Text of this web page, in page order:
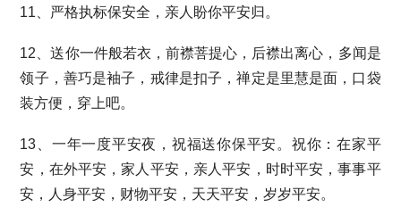
11、严格执标保安全，亲人盼你平安归。
12、送你一件般若衣，前襟菩提心，后襟出离心，多闻是
领子，善巧是袖子，戒律是扣子，禅定是里慧是面，口袋
装方便，穿上吧。
13、一年一度平安夜，祝福送你保平安。祝你：在家平
安，在外平安，家人平安，亲人平安，时时平安，事事平
安，人身平安，财物平安，天天平安，岁岁平安。